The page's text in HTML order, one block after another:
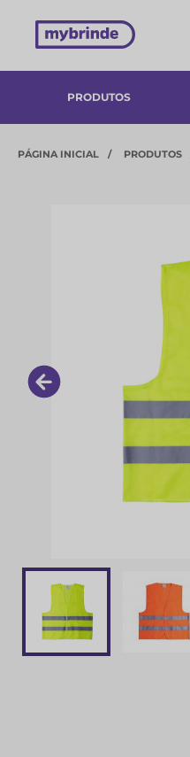
PRODUTOS
PÁGINA INICIAL PRODUTOS